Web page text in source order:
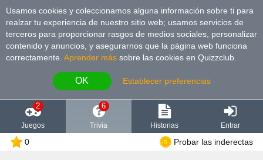
Usamos cookies y coleccionamos alguna información sobre ti para
realzar tu experiencia de nuestro sitio web; usamos servicios de
terceros para proporcionar rasgos de medios sociales, personalizar
contenido y anuncios, y asegurarnos que la página web funciona
correctamente. Aprender más sobre las cookies en Quizzclub.
OK Establecer preferencias
2
Juegos
6
Trivia Historias Entrar
0 Probar las inderectas